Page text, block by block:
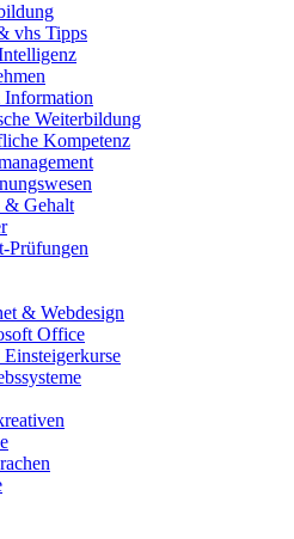
vhs Tipps
Weiterbildung
Kompetenz
& Gehalt
Prüfungen
& Webdesign
Office